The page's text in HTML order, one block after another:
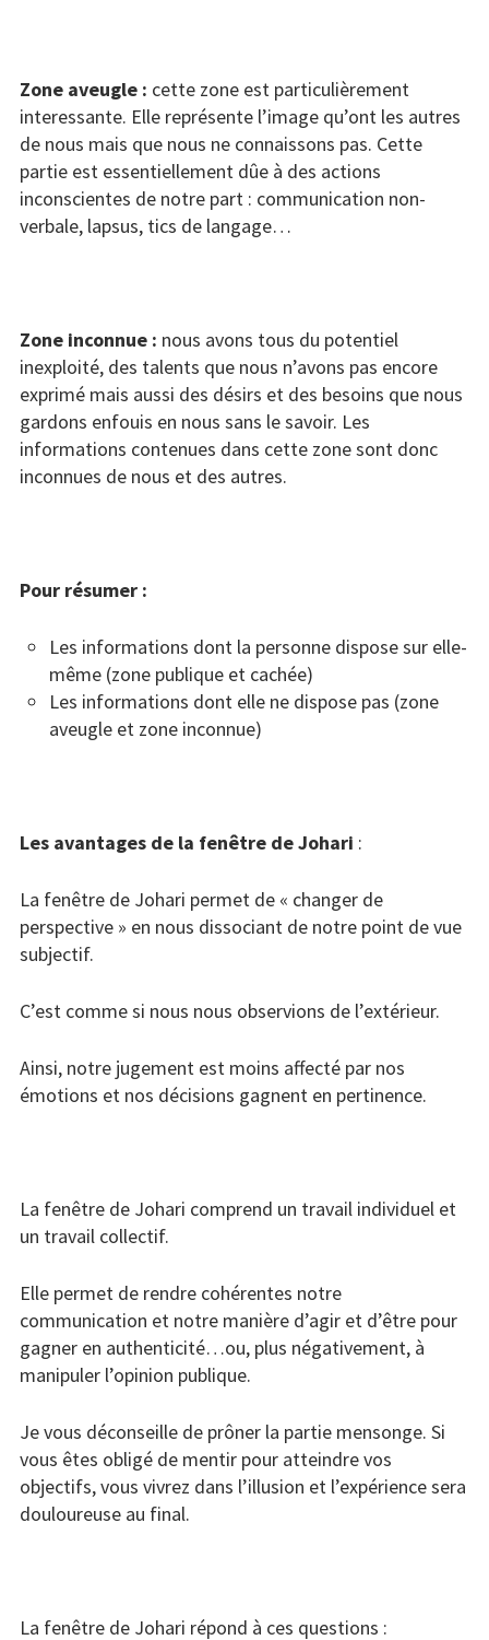
Zone aveugle : cette zone est particulièrement
interessante. Elle représente l’image qu’ont les autres
de nous mais que nous ne connaissons pas. Cette
partie est essentiellement dûe à des actions
inconscientes de notre part : communication non-
verbale, lapsus, tics de langage…
Zone inconnue : nous avons tous du potentiel
inexploité, des talents que nous n’avons pas encore
exprimé mais aussi des désirs et des besoins que nous
gardons enfouis en nous sans le savoir. Les
informations contenues dans cette zone sont donc
inconnues de nous et des autres.
Pour résumer :
Les informations dont la personne dispose sur elle-
même (zone publique et cachée)
Les informations dont elle ne dispose pas (zone
aveugle et zone inconnue)
Les avantages de la fenêtre de Johari :
La fenêtre de Johari permet de « changer de
perspective » en nous dissociant de notre point de vue
subjectif.
C’est comme si nous nous observions de l’extérieur.
Ainsi, notre jugement est moins affecté par nos
émotions et nos décisions gagnent en pertinence.
La fenêtre de Johari comprend un travail individuel et
un travail collectif.
Elle permet de rendre cohérentes notre
communication et notre manière d’agir et d’être pour
gagner en authenticité…ou, plus négativement, à
manipuler l’opinion publique.
Je vous déconseille de prôner la partie mensonge. Si
vous êtes obligé de mentir pour atteindre vos
objectifs, vous vivrez dans l’illusion et l’expérience sera
douloureuse au final.
La fenêtre de Johari répond à ces questions :